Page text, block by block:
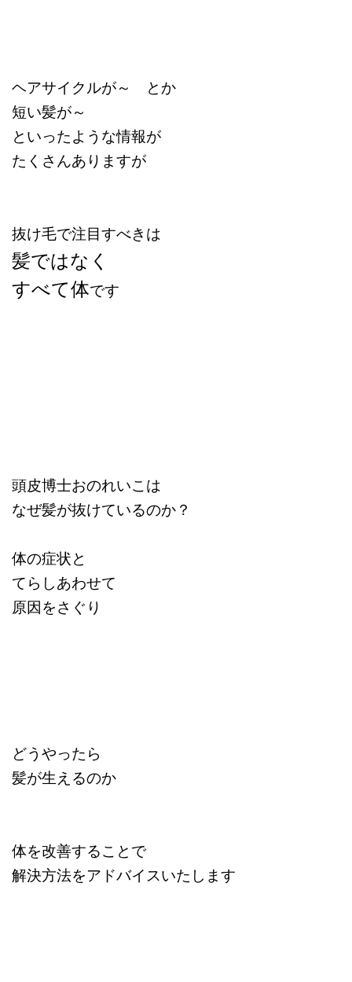
ヘアサイクルが～ とか
短い髪が～
といったような情報が
たくさんありますが
抜け毛で注目すべきは
髪ではなく
すべて体です
頭皮博士おのれいこは
なぜ髪が抜けているのか？
体の症状と
てらしあわせて
原因をさぐり
どうやったら
髪が生えるのか
体を改善することで
解決方法をアドバイスいたします